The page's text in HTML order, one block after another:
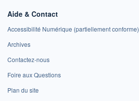
Aide & Contact
Accessibilité Numérique (partiellement conforme)
Archives
Contactez-nous
Foire aux Questions
Plan du site